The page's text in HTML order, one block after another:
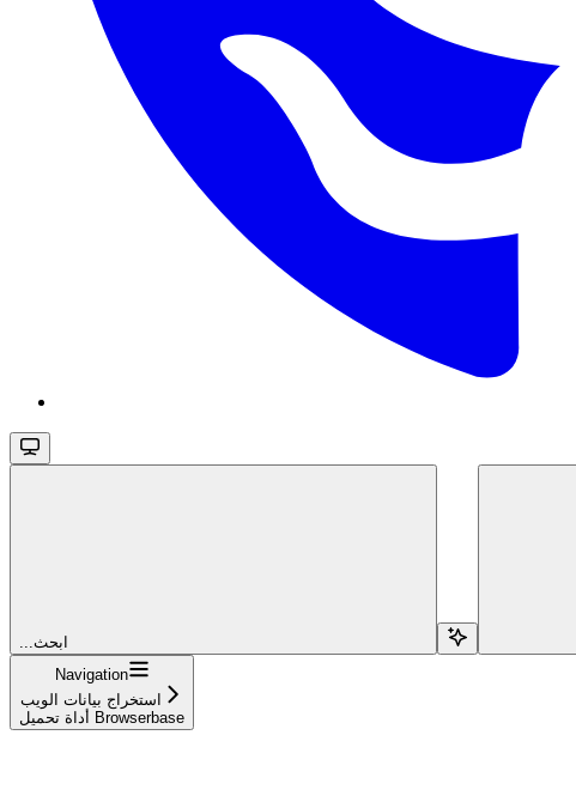
...ابحث
Navigation
استخراج بيانات الويب
أداة تحميل Browserbase